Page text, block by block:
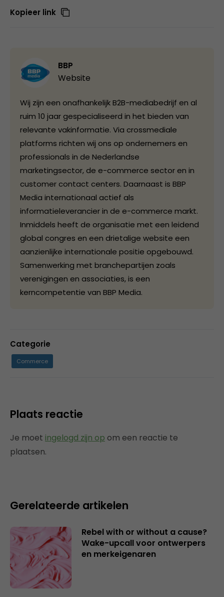
Kopieer link
BBP
Website
Wij zijn een onafhankelijk B2B-mediabedrijf en al
ruim 10 jaar gespecialiseerd in het bieden van
relevante vakinformatie. Via crossmediale
platforms richten wij ons op ondernemers en
professionals in de Nederlandse
marketingsector, de e-commerce sector en in
customer contact centers. Daarnaast is BBP
Media internationaal actief als
informatieleverancier in de e-commerce markt.
Inmiddels heeft de organisatie met een leidend
global congres en een drietalige website een
aanzienlijke internationale positie opgebouwd.
Samenwerking met branchepartijen zoals
verenigingen en associaties, is een
kerncompetentie van BBP Media.
Categorie
Commerce
Plaats reactie
Je moet ingelogd zijn op om een reactie te
plaatsen.
Gerelateerde artikelen
Rebel with or without a cause?
Wake-upcall voor ontwerpers
en merkeigenaren